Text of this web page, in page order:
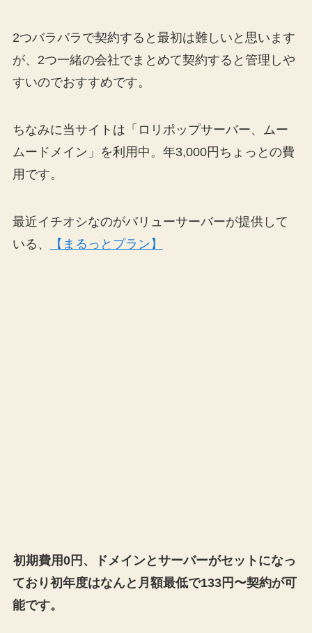
2つバラバラで契約すると最初は難しいと思います
が、2つ一緒の会社でまとめて契約すると管理しや
すいのでおすすめです。
ちなみに当サイトは「ロリポップサーバー、ムー
ムードメイン」を利用中。年3,000円ちょっとの費
用です。
最近イチオシなのがバリューサーバーが提供して
いる、
【まるっとプラン】
初期費用0円、ドメインとサーバーがセットになっ
ており初年度はなんと月額最低で133円〜契約が可
能です。